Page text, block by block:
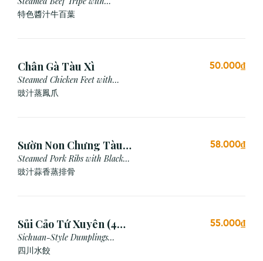
Special Sauce
特色醬汁牛百葉
Chân Gà Tàu Xì
Steamed Chicken Feet with
Black Bean Sauce
豉汁蒸鳳爪
50.000₫
Sườn Non Chưng Tàu
Xì Tỏi
Steamed Pork Ribs with Black
Bean & Garlic Sauce
豉汁蒜香蒸排骨
58.000₫
Sủi Cảo Tứ Xuyên (4
viên)
Sichuan-Style Dumplings
(Spicy)
四川水餃
55.000₫